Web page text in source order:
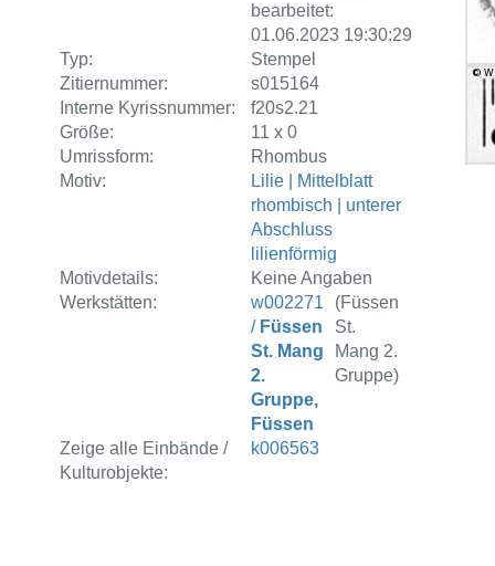
bearbeitet:
01.06.2023 19:30:29
Typ:
Stempel
Zitiernummer:
s015164
Interne Kyrissnummer:
f20s2.21
Größe:
11 x 0
Umrissform:
Rhombus
Motiv:
Lilie | Mittelblatt
rhombisch | unterer
Abschluss
lilienförmig
Motivdetails:
Keine Angaben
Werkstätten:
w002271
/ Füssen
St. Mang
2.
Gruppe,
Füssen
(Füssen
St.
Mang 2.
Gruppe)
Zeige alle Einbände /
Kulturobjekte:
k006563